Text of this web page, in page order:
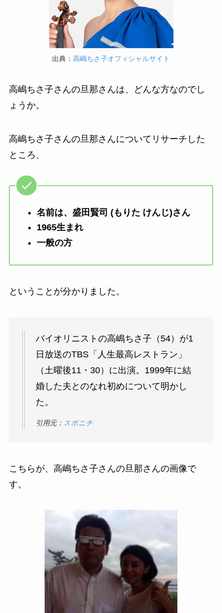
出典： 高嶋ちさ子オフィシャルサイト
高嶋ちさ子さんの旦那さんは、どんな方なのでし
ょうか。
高嶋ちさ子さんの旦那さんについてリサーチした
ところ、
名前は、盛田賢司 (もりた けんじ)さん
1965生まれ
一般の方
ということが分かりました。
バイオリニストの高嶋ちさ子（54）が1
日放送のTBS「人生最高レストラン」
（土曜後11・30）に出演。1999年に結
婚した夫とのなれ初めについて明かし
た。
引用元： スポニチ
こちらが、高嶋ちさ子さんの旦那さんの画像で
す。